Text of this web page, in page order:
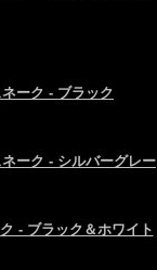
ネーク - ブラック
ネーク - シルバーグレー
- ブラック＆ホワイト